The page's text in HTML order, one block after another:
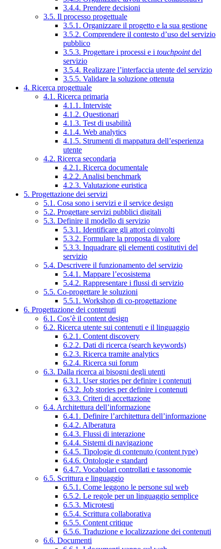
3.4.4. Prendere decisioni
3.5. Il processo progettuale
3.5.1. Organizzare il progetto e la sua gestione
3.5.2. Comprendere il contesto d’uso del servizio
pubblico
3.5.3. Progettare i processi e i touchpointdel
servizio
3.5.4. Realizzare l’interfaccia utente del servizio
3.5.5. Validare la soluzione ottenuta
4. Ricerca progettuale
4.1. Ricerca primaria
4.1.1. Interviste
4.1.2. Questionari
4.1.3. Test di usabilità
4.1.4. Web analytics
4.1.5. Strumenti di mappatura dell’esperienza
utente
4.2. Ricerca secondaria
4.2.1. Ricerca documentale
4.2.2. Analisi benchmark
4.2.3. Valutazione euristica
5. Progettazione dei servizi
5.1. Cosa sono i servizi e il service design
5.2. Progettare servizi pubblici digitali
5.3. Definire il modello di servizio
5.3.1. Identificare gli attori coinvolti
5.3.2. Formulare la proposta di valore
5.3.3. Inquadrare gli elementi costitutivi del
servizio
5.4. Descrivere il funzionamento del servizio
5.4.1. Mappare l’ecosistema
5.4.2. Rappresentare i flussi di servizio
5.5. Co-progettare le soluzioni
5.5.1. Workshop di co-progettazione
6. Progettazione dei contenuti
6.1. Cos’è il content design
6.2. Ricerca utente sui contenuti e il linguaggio
6.2.1. Content discovery
6.2.2. Dati di ricerca (search keywords)
6.2.3. Ricerca tramite analytics
6.2.4. Ricerca sui forum
6.3. Dalla ricerca ai bisogni degli utenti
6.3.1. User stories per definire i contenuti
6.3.2. Job stories per definire i contenuti
6.3.3. Criteri di accettazione
6.4. Architettura dell’informazione
6.4.1. Definire l’architettura dell’informazione
6.4.2. Alberatura
6.4.3. Flussi di interazione
6.4.4. Sistemi di navigazione
6.4.5. Tipologie di contenuto (content type)
6.4.6. Ontologie e standard
6.4.7. Vocabolari controllati e tassonomie
6.5. Scrittura e linguaggio
6.5.1. Come leggono le persone sul web
6.5.2. Le regole per un linguaggio semplice
6.5.3. Microtesti
6.5.4. Scrittura collaborativa
6.5.5. Content critique
6.5.6. Traduzione e localizzazione dei contenuti
6.6. Documenti